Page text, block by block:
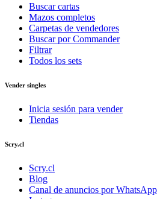
Buscar cartas
Mazos completos
Carpetas de vendedores
Buscar por Commander
Filtrar
Todos los sets
Vender singles
Inicia sesión para vender
Tiendas
Scry.cl
Scry.cl
Blog
Canal de anuncios por WhatsApp